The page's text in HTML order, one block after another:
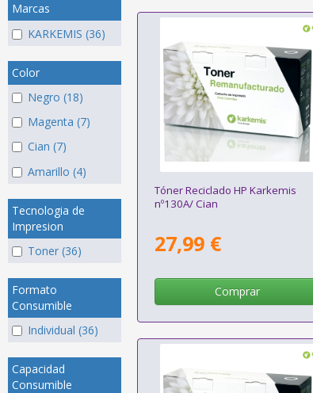
Marcas
KARKEMIS (36)
Color
Negro (18)
Magenta (7)
Cian (7)
Amarillo (4)
Tecnologia de
Impresion
Toner (36)
Formato
Consumible
Individual (36)
Capacidad
Consumible
Tóner Reciclado HP Karkemis
nº130A/ Cian
27,99 €
Comprar